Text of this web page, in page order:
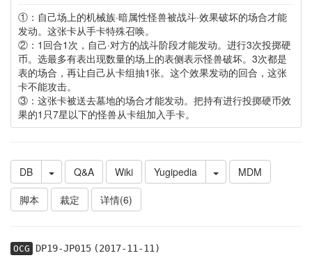
①：自己场上的机械族·暗属性怪兽被战斗·效果破坏的场合才能
发动。这张卡从手卡特殊召唤。
②：1回合1次，自己·对方的战斗阶段才能发动。进行3次投掷硬
币。选最多有表出现数量的场上的表侧表示怪兽破坏。3次都是
表的场合，再让自己从卡组抽1张。这个效果发动的回合，这张
卡不能攻击。
③：这张卡被送去墓地的场合才能发动。把持有进行投掷硬币效
果的1只7星以下的怪兽从卡组加入手卡。
DB Q&A Wiki Yugipedia
MDM
脚本
裁定 详情(6)
OCG DP19-JP015(2017-11-11)